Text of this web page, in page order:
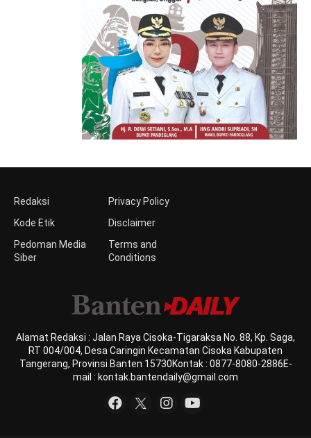
Redaksi
Kode Etik
Pedoman Media
Siber
Privacy Policy
Disclaimer
Terms and
Conditions
Alamat Redaksi : Jalan Raya Cisoka-Tigaraksa No. 88, Kp. Saga,
RT 004/004, Desa Caringin Kecamatan Cisoka Kabupaten
Tangerang, Provinsi Banten 15730Kontak : 0877-8080-2886E-
mail : kontak.bantendaily@gmail.com